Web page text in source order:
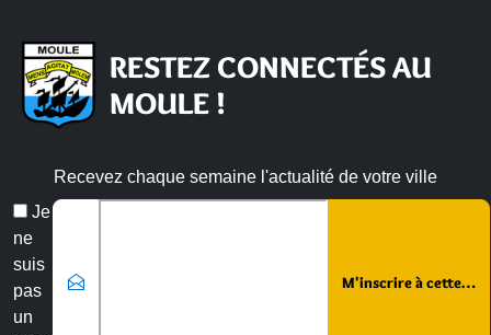
RESTEZ CONNECTÉS AU
MOULE !
Recevez chaque semaine l'actualité de votre ville
Je
ne
suis
pas
un
Email